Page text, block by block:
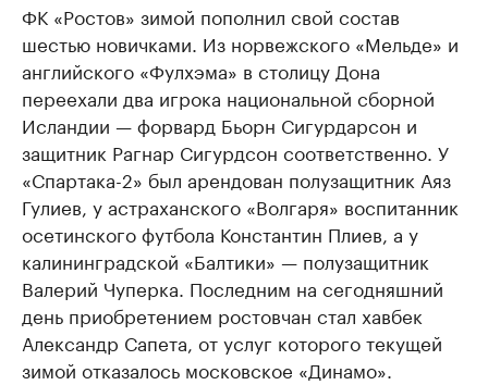
ФК «Ростов» зимой пополнил свой состав
шестью новичками. Из норвежского «Мельде» и
английского «Фулхэма» в столицу Дона
переехали два игрока национальной сборной
Исландии — форвард Бьорн Сигурдарсон и
защитник Рагнар Сигурдсон соответственно. У
«Спартака-2» был арендован полузащитник Аяз
Гулиев, у астраханского «Волгаря» воспитанник
осетинского футбола Константин Плиев, а у
калининградской «Балтики» — полузащитник
Валерий Чуперка. Последним на сегодняшний
день приобретением ростовчан стал хавбек
Александр Сапета, от услуг которого текущей
зимой отказалось московское «Динамо».